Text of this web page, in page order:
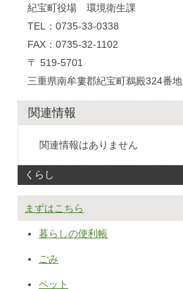
紀宝町役場 環境衛生課
TEL：0735-33-0338
FAX：0735-32-1102
〒 519-5701
三重県南牟婁郡紀宝町鵜殿324番地
関連情報
関連情報はありません
くらし
まずはこちら
暮らしの便利帳
ごみ
ペット